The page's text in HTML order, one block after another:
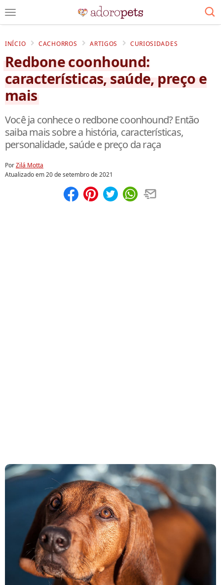
INÍCIO CACHORROS ARTIGOS CURIOSIDADES
Redbone coonhound:
características, saúde, preço e
mais
Você ja conhece o redbone coonhound? Então
saiba mais sobre a história, características,
personalidade, saúde e preço da raça
PorZilá Motta
Atualizado em20 de setembro de 2021